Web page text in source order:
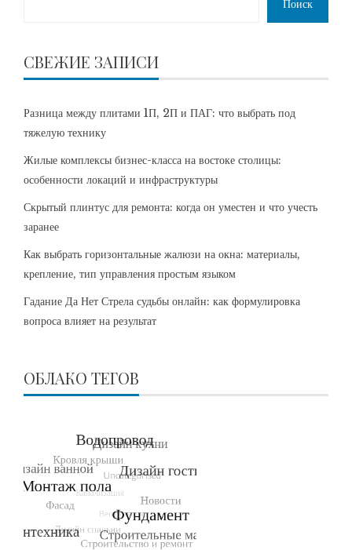
Поиск
СВЕЖИЕ ЗАПИСИ
Разница между плитами 1П, 2П и ПАГ: что выбрать под
тяжелую технику
Жилые комплексы бизнес-класса на востоке столицы:
особенности локаций и инфраструктуры
Скрытый плинтус для ремонта: когда он уместен и что учесть
заранее
Как выбрать горизонтальные жалюзи на окна: материалы,
крепление, тип управления простым языком
Гадание Да Нет Стрела судьбы онлайн: как формулировка
вопроса влияет на результат
ОБЛАКО ТЕГОВ